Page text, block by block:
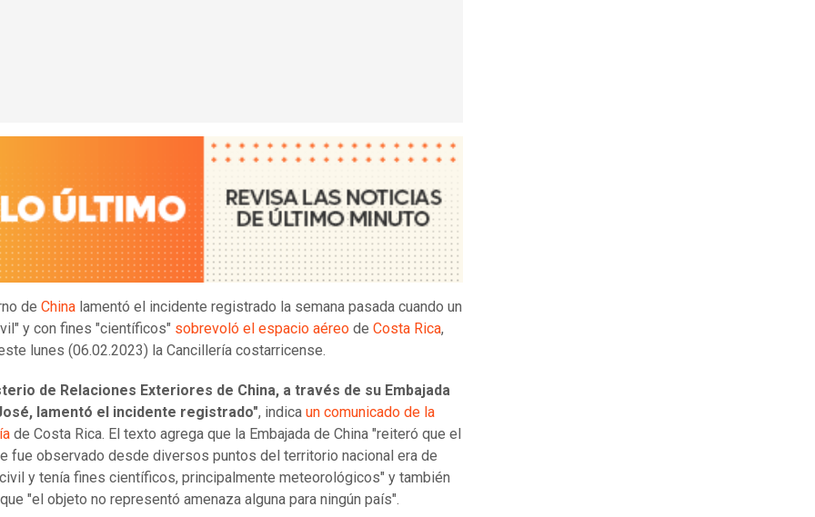
de China lamentó el incidente registrado la semana pasada cuando un
y con fines "científicos" sobrevoló el espacio aéreo de Costa Rica,
lunes (06.02.2023) la Cancillería costarricense.
de Relaciones Exteriores de China, a través de su Embajada
lamentó el incidente registrado", indica un comunicado de la
de Costa Rica. El texto agrega que la Embajada de China "reiteró que el
fue observado desde diversos puntos del territorio nacional era de
y tenía fines científicos, principalmente meteorológicos" y también
"el objeto no representó amenaza alguna para ningún país".